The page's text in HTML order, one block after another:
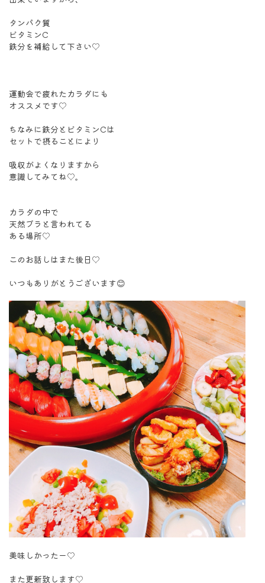
タンパク質
ビタミンC
鉄分を補給して下さい♡
運動会で疲れたカラダにも
オススメです♡
ちなみに鉄分とビタミンCは
セットで摂ることにより
吸収がよくなりますから
意識してみてね♡。
カラダの中で
天然ブラと言われてる
ある場所♡
このお話しはまた後日♡
いつもありがとうございます😊
美味しかったー♡
また更新致します♡